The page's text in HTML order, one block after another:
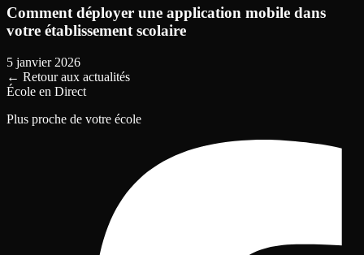
Comment déployer une application mobile dans
votre établissement scolaire
5 janvier 2026
← Retour aux actualités
École en Direct
Plus proche de votre école